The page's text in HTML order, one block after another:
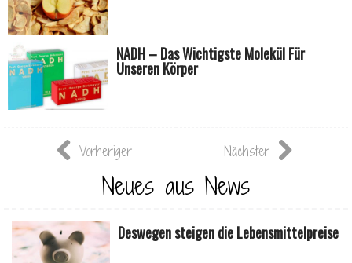
NADH – Das Wichtigste Molekül Für
Unseren Körper
Vorheriger Nächster
Neues aus News
Deswegen steigen die Lebensmittelpreise